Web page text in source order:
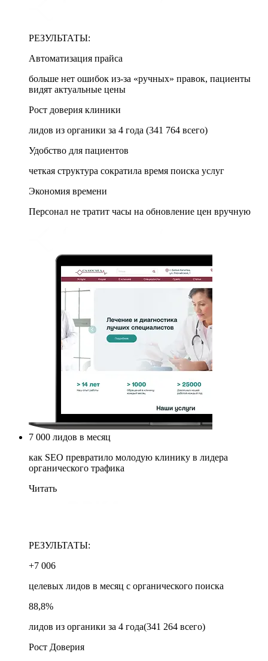
РЕЗУЛЬТАТЫ:
Автоматизация прайса
больше нет ошибок из-за «ручных» правок, пациенты
видят актуальные цены
Рост доверия клиники
лидов из органики за 4 года (341 764 всего)
Удобство для пациентов
четкая структура сократила время поиска услуг
Экономия времени
Персонал не тратит часы на обновление цен вручную
7 000 лидов в месяц
как SEO превратило молодую клинику в лидера
органического трафика
Читать
РЕЗУЛЬТАТЫ:
+7 006
целевых лидов в месяц с органического поиска
88,8%
лидов из органики за 4 года(341 264 всего)
Рост Доверия